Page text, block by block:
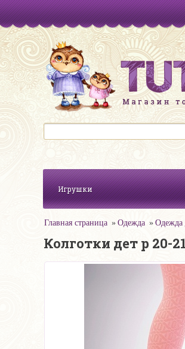
Игрушки
Главная страница Одежда Одежда
Колготки дет р 20-